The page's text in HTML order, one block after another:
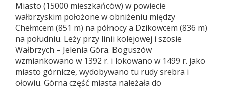
Miasto (15000 mieszkańców) w powiecie
wałbrzyskim położone w obniżeniu między
Chełmcem (851 m) na północy a Dzikowcem (836 m)
na południu. Leży przy linii kolejowej i szosie
Wałbrzych – Jelenia Góra. Boguszów
wzmiankowano w 1392 r. i lokowano w 1499 r. jako
miasto górnicze, wydobywano tu rudy srebra i
ołowiu. Górna część miasta należała do